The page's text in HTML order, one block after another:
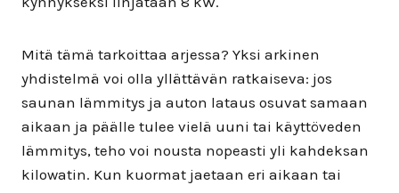
Mitä tämä tarkoittaa arjessa? Yksi arkinen
yhdistelmä voi olla yllättävän ratkaiseva: jos
saunan lämmitys ja auton lataus osuvat samaan
aikaan ja päälle tulee vielä uuni tai käyttöveden
lämmitys, teho voi nousta nopeasti yli kahdeksan
kilowatin. Kun kuormat jaetaan eri aikaan tai